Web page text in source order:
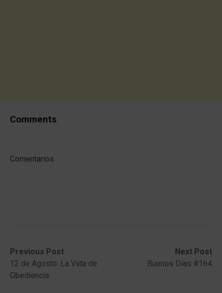
Comments
Comentarios
Post
navigation
Previous Post
Previous
post:12 de Agosto: La Vida de
Obediencia
Next Post
Next
post:
Buenos Días #164